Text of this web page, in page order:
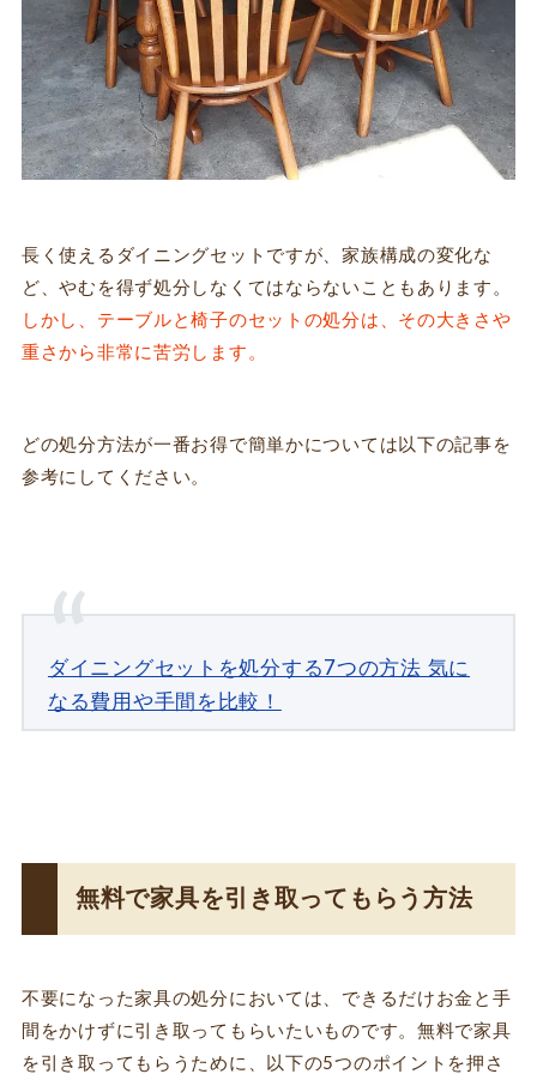
長く使えるダイニングセットですが、家族構成の変化な
ど、やむを得ず処分しなくてはならないこともあります。
しかし、 テーブルと椅子のセットの処分は、その大きさや
重さから非常に苦労します。
どの処分方法が一番お得で簡単かについては以下の記事を
参考にしてください。
ダイニングセットを処分する7つの方法 気に
なる費用や手間を比較！
無料で家具を引き取ってもらう方法
不要になった家具の処分においては、できるだけお金と手
間をかけずに引き取ってもらいたいものです。無料で家具
を引き取ってもらうために、以下の5つのポイントを押さ